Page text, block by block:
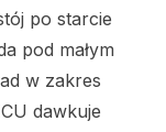
po starcie
pod małym
w zakres
dawkuje